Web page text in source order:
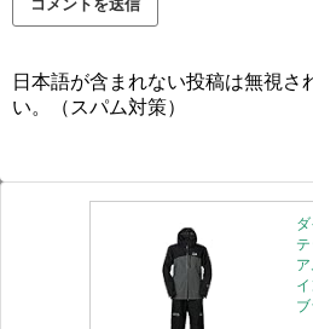
日本語が含まれない投稿は無視さ
い。（スパム対策）